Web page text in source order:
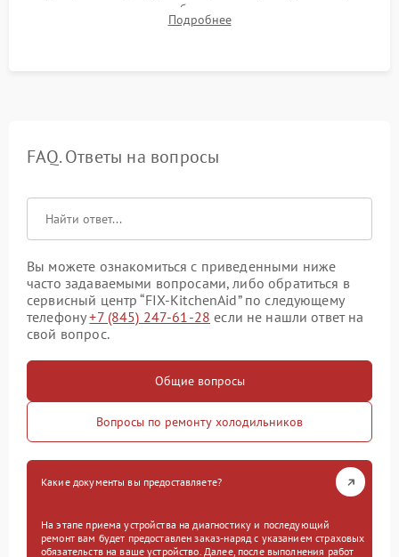
компрессора, отсутствия обмерзания стенок и корректного
срабатывания системы автоматической оттайки.
Подробнее
FAQ. Ответы на вопросы
Вы можете ознакомиться с приведенными ниже
часто задаваемыми вопросами, либо обратиться в
сервисный центр “FIX-KitchenAid” по следующему
телефону+7 (845) 247-61-28 если не нашли ответ на
свой вопрос.
Общие вопросы
Вопросы по ремонту холодильников
Какие документы вы предоставляете?
На этапе приема устройства на диагностику и последующий
ремонт вам будет предоставлен заказ-наряд с указанием страховых
обязательств на ваше устройство. Далее, после выполнения работ